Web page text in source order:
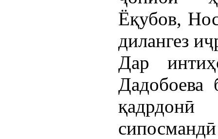
Ёқубов,
дилангез
Дар
Дадобоева